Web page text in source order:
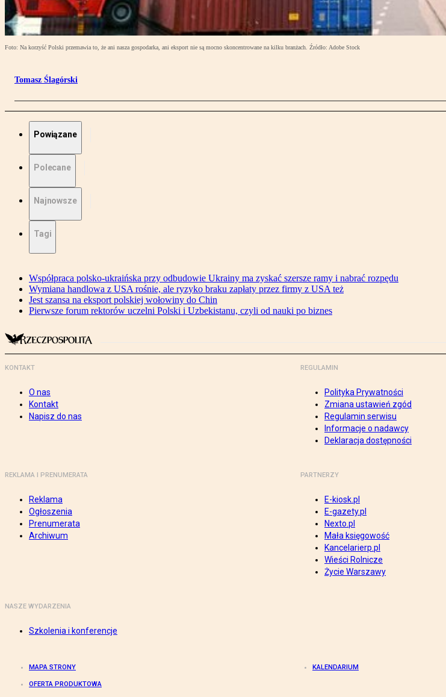
Foto: Na korzyść Polski przemawia to, że ani nasza gospodarka, ani eksport nie są mocno skoncentrowane na kilku branżach. Źródło: Adobe Stock
Tomasz Ślagórski
Powiązane
Polecane
Najnowsze
Tagi
Współpraca polsko-ukraińska przy odbudowie Ukrainy ma zyskać szersze ramy i nabrać rozpędu
Wymiana handlowa z USA rośnie, ale ryzyko braku zapłaty przez firmy z USA też
Jest szansa na eksport polskiej wołowiny do Chin
Pierwsze forum rektorów uczelni Polski i Uzbekistanu, czyli od nauki po biznes
KONTAKT
O nas
Kontakt
Napisz do nas
REGULAMIN
Polityka Prywatności
Zmiana ustawień zgód
Regulamin serwisu
Informacje o nadawcy
Deklaracja dostępności
REKLAMA I PRENUMERATA
Reklama
Ogłoszenia
Prenumerata
Archiwum
PARTNERZY
E-kiosk.pl
E-gazety.pl
Nexto.pl
Mała księgowość
Kancelarierp.pl
Wieści Rolnicze
Życie Warszawy
NASZE WYDARZENIA
Szkolenia i konferencje
MAPA STRONY KALENDARIUM
OFERTA PRODUKTOWA